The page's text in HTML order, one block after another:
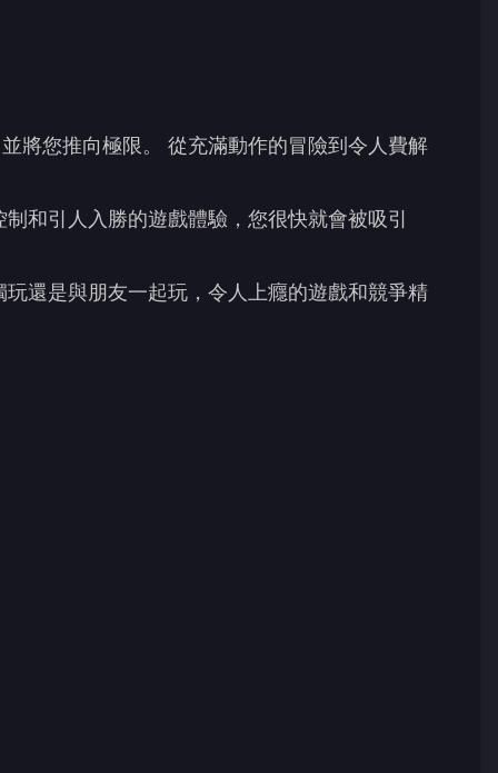
將您推向極限。 從充滿動作的冒險到令人費解
和引人入勝的遊戲體驗，您很快就會被吸引
還是與朋友一起玩，令人上癮的遊戲和競爭精